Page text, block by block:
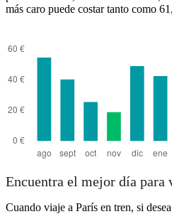
más caro puede costar tanto como
Encuentra el mejor día para
Cuando viaje a París en tren, si